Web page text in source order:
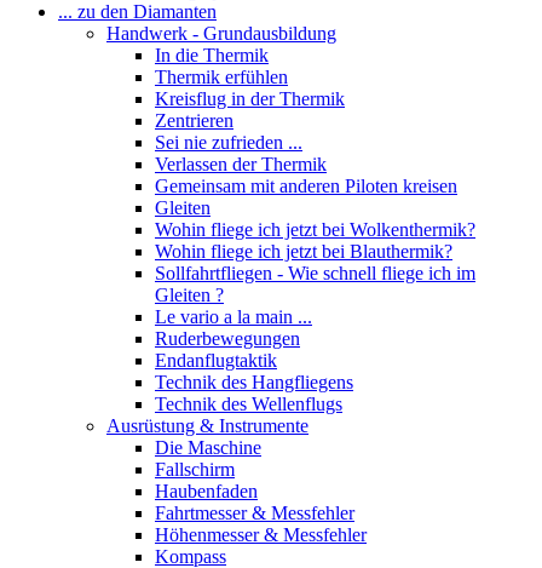
... zu den Diamanten
Handwerk - Grundausbildung
In die Thermik
Thermik erfühlen
Kreisflug in der Thermik
Zentrieren
Sei nie zufrieden ...
Verlassen der Thermik
Gemeinsam mit anderen Piloten kreisen
Gleiten
Wohin fliege ich jetzt bei Wolkenthermik?
Wohin fliege ich jetzt bei Blauthermik?
Sollfahrtfliegen - Wie schnell fliege ich im
Gleiten ?
Le vario a la main ...
Ruderbewegungen
Endanflugtaktik
Technik des Hangfliegens
Technik des Wellenflugs
Ausrüstung & Instrumente
Die Maschine
Fallschirm
Haubenfaden
Fahrtmesser & Messfehler
Höhenmesser & Messfehler
Kompass